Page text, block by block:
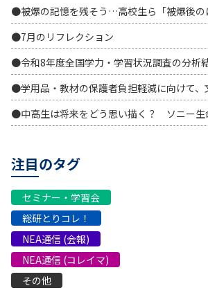
●被爆の記憶を残そう…高校生ら「被爆後の
●7月のリフレクション
●令和8年度全国学力・学習状況調査の分析
●学用品・教材の保護者負担軽減に向けて、
●中高生は将来をどう思い描く？ ソニー生
注目のタグ
セミナー・学習会
総研とりコレ！
NEA通信 (会報)
NEA通信 (コレイマ)
その他